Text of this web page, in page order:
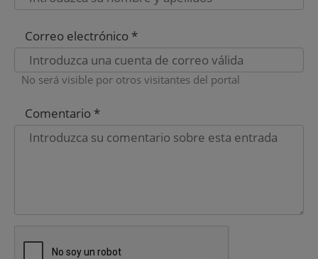
Correo electrónico *
No será visible por otros visitantes del portal
Comentario *